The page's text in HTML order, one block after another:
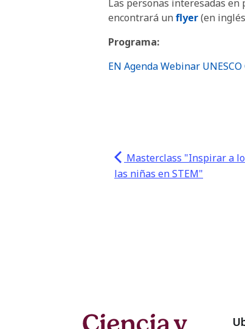
Las personas interesadas
encontrará un flyer(en
Programa:
EN Agenda Webinar
Masterclass "Inspirar a
las niñas en STEM"